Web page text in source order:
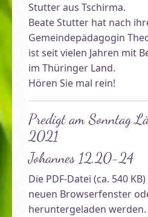
Stutter aus Tschirma.
Beate Stutter hat nach
Gemeindepädagogin
ist seit vielen Jahren mit
im Thüringer Land.
Hören Sie mal rein!
Predigt am Sonntag
2021
Johannes 12,20-24
Die PDF-Datei (ca. 540
neuen Browserfenster
heruntergeladen werden.